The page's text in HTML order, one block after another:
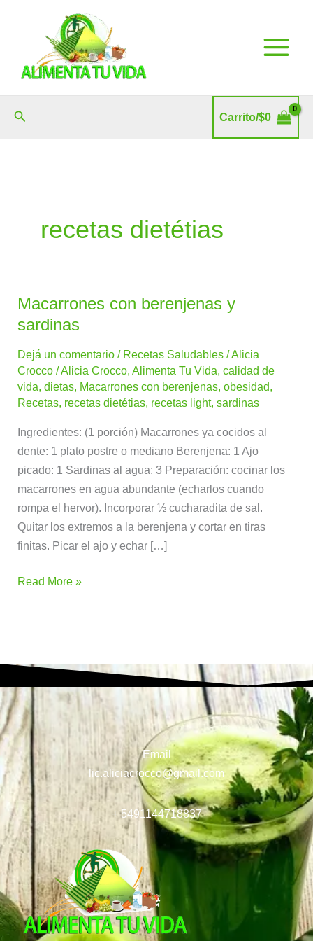
Buscar Carrito/$0
recetas dietétias
Macarrones con berenjenas y
sardinas
Dejá un comentario / Recetas Saludables /Alicia
Crocco/Alicia Crocco,Alimenta Tu Vida,calidad de
vida,dietas, Macarrones con berenjenas,obesidad,
Recetas, recetas dietétias, recetas light,sardinas
Ingredientes: (1 porción) Macarrones ya cocidos al
dente: 1 plato postre o mediano Berenjena: 1 Ajo
picado: 1 Sardinas al agua: 3 Preparación: cocinar los
macarrones en agua abundante (echarlos cuando
rompa el hervor). Incorporar ½ cucharadita de sal.
Quitar los extremos a la berenjena y cortar en tiras
finitas. Picar el ajo y echar […]
Macarrones
con
y
sardinas
Read More »
Email
lic.aliciacrocco@gmail.com
+ 5491144718837